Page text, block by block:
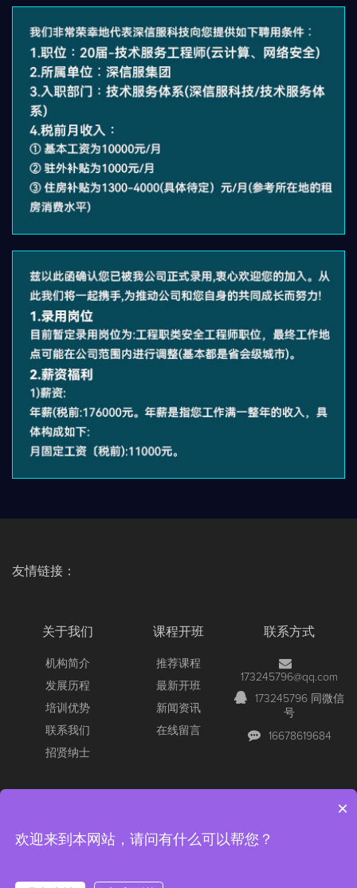
友情链接：
关于我们
机构简介
发展历程
培训优势
联系我们
招贤纳士
课程开班
推荐课程
最新开班
新闻资讯
在线留言
联系方式
173245796@qq.com
173245796 同微信
号
16678619684
认证/深信服认证/红帽认证/RCNA/RCNP/RCIE/青岛红帽考场/深信
×
欢迎来到本网站，请问有什么可以帮您？